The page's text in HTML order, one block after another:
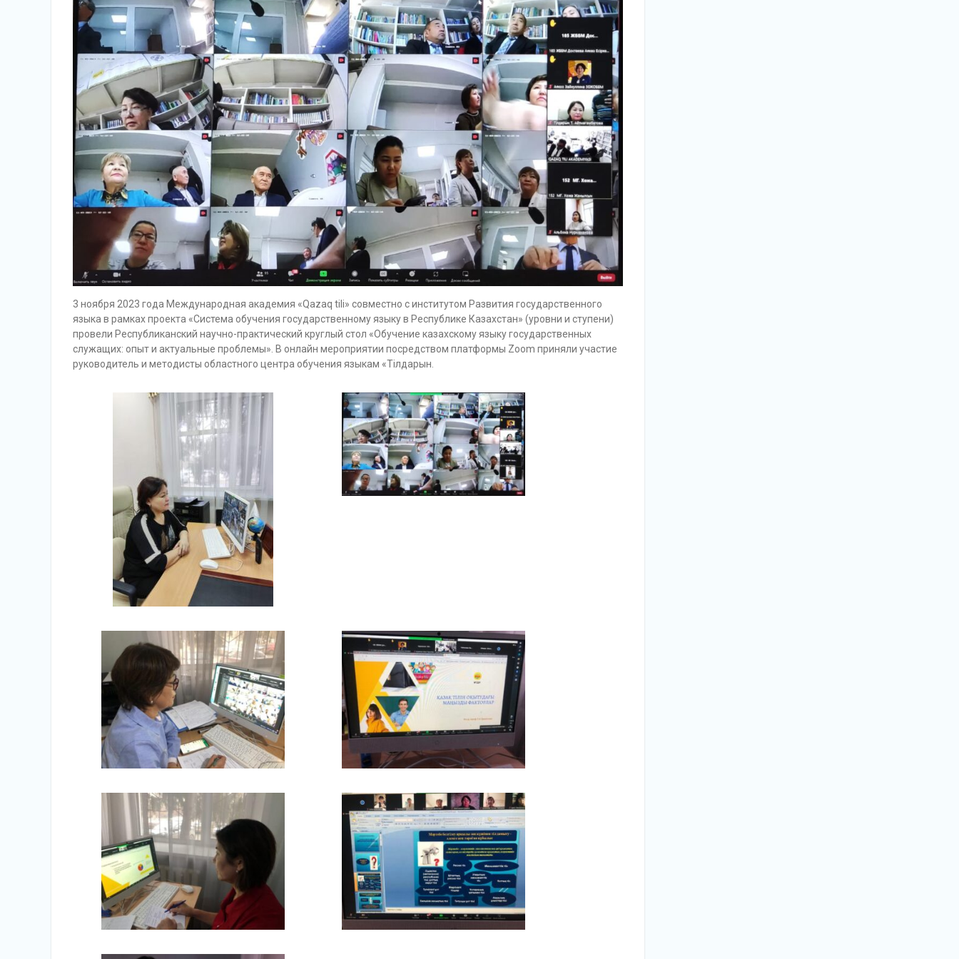
3 ноября 2023 года Международная академия «Qazaq tili» совместно с институтом Развития государственного
языка в рамках проекта «Система обучения государственному языку в Республике Казахстан» (уровни и ступени)
провели Республиканский научно-практический круглый стол «Обучение казахскому языку государственных
служащих: опыт и актуальные проблемы». В онлайн мероприятии посредством платформы Zoom приняли участие
руководитель и методисты областного центра обучения языкам «Тілдарын.